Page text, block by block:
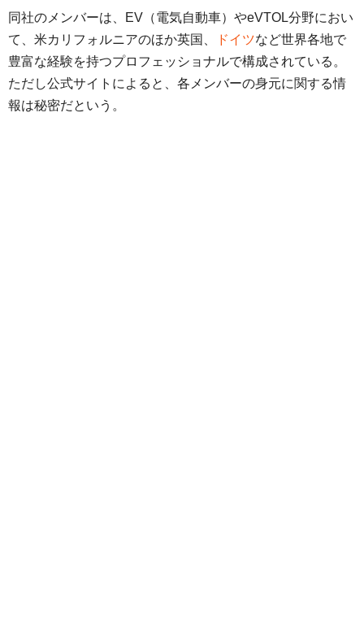
同社のメンバーは、EV（電気自動車）やeVTOL分野におい
て、米カリフォルニアのほか英国、
ドイツなど世界各地で
豊富な経験を持つプロフェッショナルで構成されている。
ただし公式サイトによると、各メンバーの身元に関する情
報は秘密だという。